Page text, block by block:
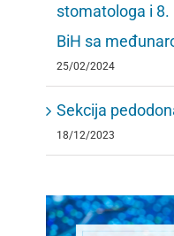
stomatologa i
BiH sa
25/02/2024
Sekcija
18/12/2023